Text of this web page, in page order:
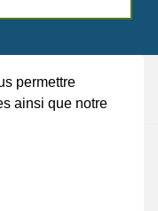
permettre
ainsi que notre